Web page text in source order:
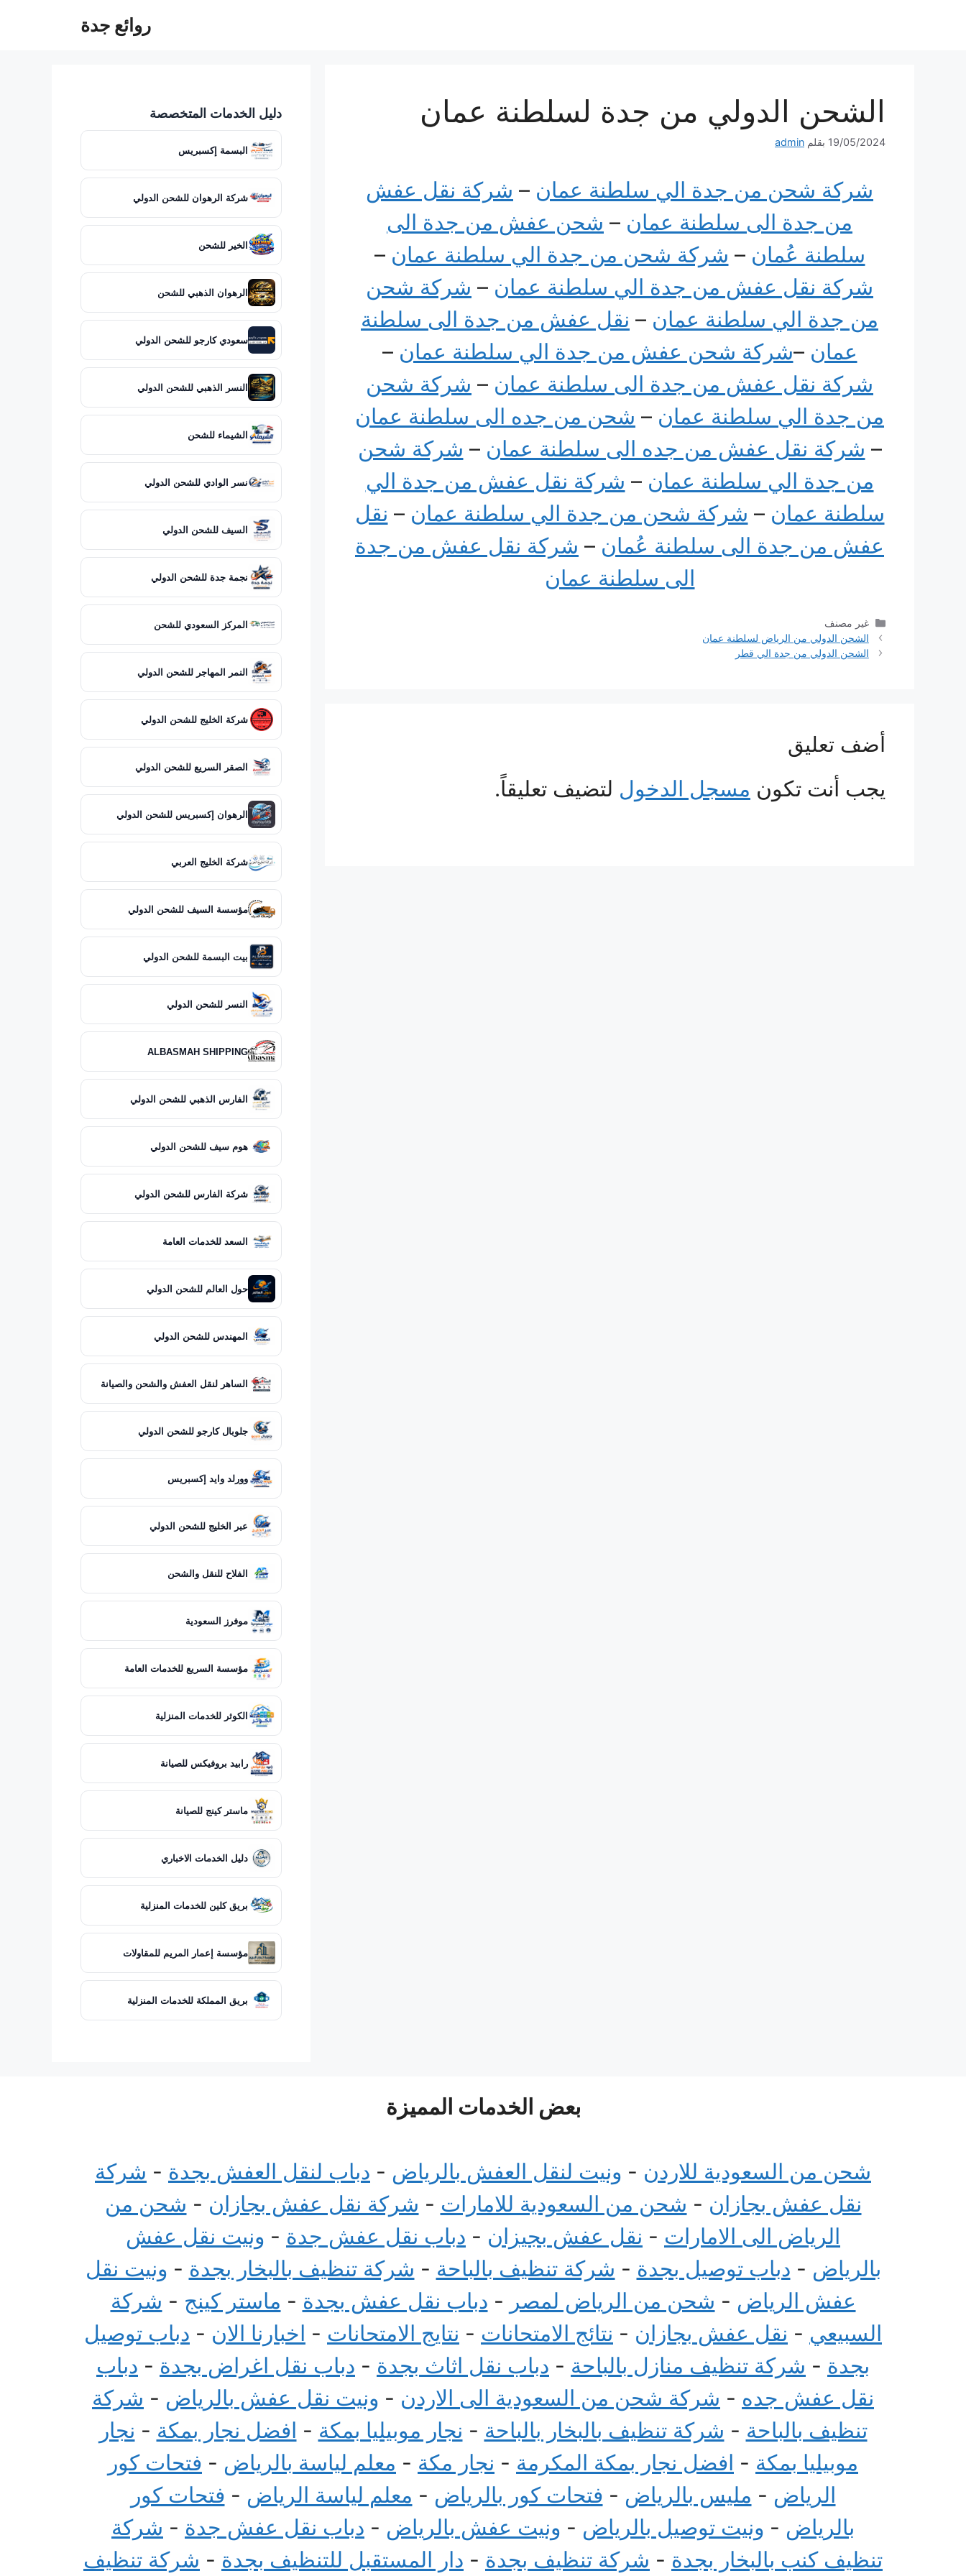
روائع جدة
الشحن الدولي من جدة لسلطنة عمان
19/05/2024 بقلم admin
شركة شحن من جدة الي سلطنة عمان – شركة نقل عفش
من جدة الى سلطنة عمان – شحن عفش من جدة الى
سلطنة عُمان – شركة شحن من جدة الي سلطنة عمان –
شركة نقل عفش من جدة الي سلطنة عمان – شركة شحن
من جدة الي سلطنة عمان – نقل عفش من جدة الى سلطنة
عمان –شركة شحن عفش من جدة الي سلطنة عمان –
شركة نقل عفش من جدة الى سلطنة عمان – شركة شحن
من جدة الي سلطنة عمان – شحن من جده الى سلطنة عمان
– شركة نقل عفش من جده الى سلطنة عمان – شركة شحن
من جدة الي سلطنة عمان – شركة نقل عفش من جدة الي
سلطنة عمان – شركة شحن من جدة الي سلطنة عمان – نقل
عفش من جدة الى سلطنة عُمان – شركة نقل عفش من جدة
الى سلطنة عمان
التصنيفات
غير مصنف
الشحن الدولي من الرياض لسلطنة عمان
الشحن الدولي من جدة الي قطر
أضف تعليق
يجب أنت تكون مسجل الدخول لتضيف تعليقاً.
دليل الخدمات المتخصصة
البسمة إكسبريس
شركة الرهوان للشحن الدولي
الخير للشحن
الرهوان الذهبي للشحن
سعودي كارجو للشحن الدولي
النسر الذهبي للشحن الدولي
الشيماء للشحن
نسر الوادي للشحن الدولي
السيف للشحن الدولي
نجمة جدة للشحن الدولي
المركز السعودي للشحن
النمر المهاجر للشحن الدولي
شركة الخليج للشحن الدولي
الصقر السريع للشحن الدولي
الرهوان إكسبريس للشحن الدولي
شركة الخليج العربي
مؤسسة السيف للشحن الدولي
بيت البسمة للشحن الدولي
النسر للشحن الدولي
ALBASMAH SHIPPING
الفارس الذهبي للشحن الدولي
هوم سيف للشحن الدولي
شركة الفارس للشحن الدولي
السعد للخدمات العامة
حول العالم للشحن الدولي
المهندس للشحن الدولي
الساهر لنقل العفش والشحن والصيانة
جلوبال كارجو للشحن الدولي
وورلد وايد إكسبريس
عبر الخليج للشحن الدولي
الفلاح للنقل والشحن
موفرز السعودية
مؤسسة السريع للخدمات العامة
الكوثر للخدمات المنزلية
رابيد بروفيكس للصيانة
ماستر كينج للصيانة
دليل الخدمات الاخباري
بريق كلين للخدمات المنزلية
مؤسسة إعمار المريم للمقاولات
بريق المملكة للخدمات المنزلية
بعض الخدمات المميزة
شحن من السعودية للاردن - ونيت لنقل العفش بالرياض - دباب لنقل العفش بجدة - شركة
نقل عفش بجازان - شحن من السعودية للامارات - شركة نقل عفش بجازان - شحن من
الرياض الى الامارات - نقل عفش بجيزان - دباب نقل عفش جدة - ونيت نقل عفش
بالرياض - دباب توصيل بجدة - شركة تنظيف بالباحة - شركة تنظيف بالبخار بجدة - ونيت نقل
عفش الرياض - شحن من الرياض لمصر - دباب نقل عفش بجدة - ماستر كينج - شركة
السبيعي - نقل عفش بجازان - نتائج الامتحانات - نتايج الامتحانات - اخبارنا الان - دباب توصيل
بجدة - شركة تنظيف منازل بالباحة - دباب نقل اثاث بجدة - دباب نقل اغراض بجدة - دباب
نقل عفش جده - شركة شحن من السعودية الى الاردن - ونيت نقل عفش بالرياض - شركة
تنظيف بالباحة - شركة تنظيف بالبخار بالباحة - نجار موبيليا بمكة - افضل نجار بمكة - نجار
موبيليا بمكة - افضل نجار بمكة المكرمة - نجار مكة - معلم لياسة بالرياض - فتحات كور
الرياض - مليس بالرياض - فتحات كور بالرياض - معلم لياسة الرياض - فتحات كور
بالرياض - ونيت توصيل بالرياض - ونيت عفش بالرياض - دباب نقل عفش جدة - شركة
تنظيف كنب بالبخار بجدة - شركة تنظيف بجدة - دار المستقبل للتنظيف بجدة - شركة تنظيف